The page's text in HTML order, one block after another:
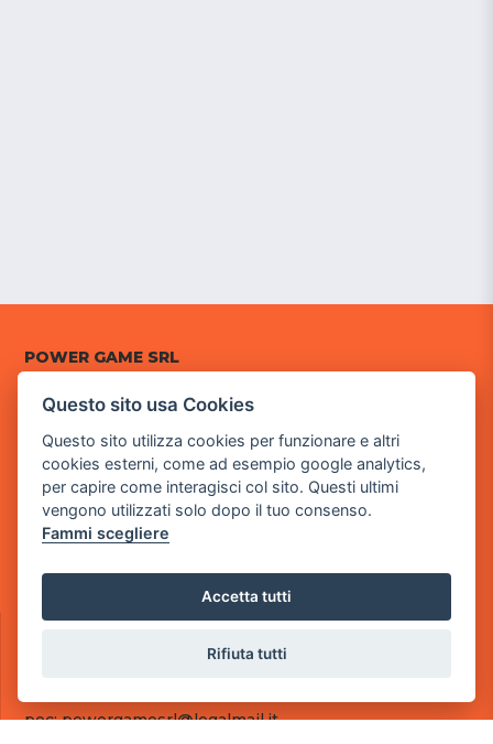
POWER GAME SRL
Sede Legale
via Villaggio dei Platani, 3
- 25014 Castenedolo, Brescia
Sede Operativa
via Industriale, 2 - 25082 Botticino, BS
Cod. SDI: RMRCWXR
CONTATTI
e-mail: info@powergame.it
pec: powergamesrl@legalmail.it
Questo sito usa Cookies
Questo sito utilizza cookies per funzionare e altri
cookies esterni, come ad esempio google analytics,
per capire come interagisci col sito. Questi ultimi
vengono utilizzati solo dopo il tuo consenso.
Fammi scegliere
Accetta tutti
Rifiuta tutti